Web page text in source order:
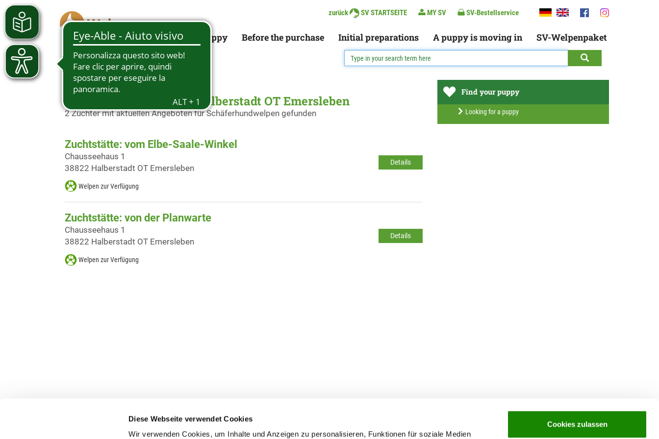
Diese Webseite verwendet Cookies
Wir verwenden Cookies, um Inhalte und Anzeigen zu personalisieren, Funktionen für soziale Medien
Cookies zulassen
zurück SV STARTSEITE MY SV SV-Bestellservice
Looking for a puppy Before the purchase Initial preparations A puppy is moving in SV-Welpenpaket
Schäferhundwelpen in Halberstadt OT Emersleben
2 Züchter mit aktuellen Angeboten für Schäferhundwelpen gefunden
Zuchtstätte: vom Elbe-Saale-Winkel
Details
Chausseehaus 1
38822 Halberstadt OT Emersleben
Welpen zur Verfügung
Zuchtstätte: von der Planwarte
Details
Chausseehaus 1
38822 Halberstadt OT Emersleben
Welpen zur Verfügung
Find your puppy
Looking for a puppy